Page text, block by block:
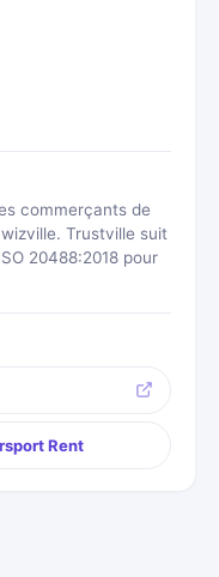
commerçants de
Trustville suit
20488:2018 pour
Rent